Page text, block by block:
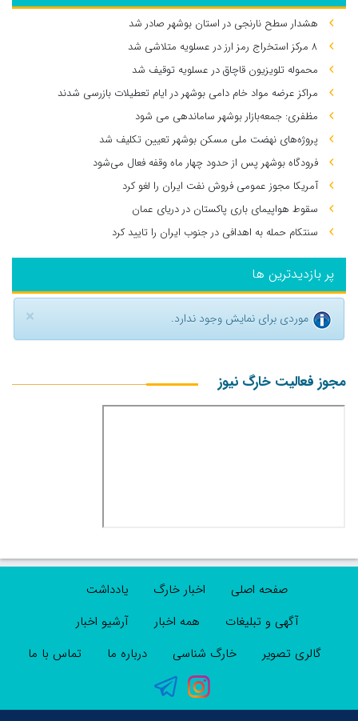
هشدار سطح نارنجی در استان بوشهر صادر شد
۸ مرکز استخراج رمز ارز در عسلویه متلاشی شد
محموله تلویزیون قاچاق در عسلویه توقیف شد
مراکز عرضه مواد خام دامی بوشهر در ایام تعطیلات بازرسی شدند
مظفری: جمعه‌بازار بوشهر ساماندهی می‌ شود
پروژه‌های نهضت ملی مسکن بوشهر تعیین تکلیف شد
فرودگاه بوشهر پس از حدود چهار ماه وقفه فعال می‌شود
آمریکا مجوز عمومی فروش نفت ایران را لغو کرد
سقوط هواپیمای باری پاکستان در دریای عمان
سنتکام حمله به اهدافی در جنوب ایران را تایید کرد
پر بازدیدترین ها
× موردی برای نمایش وجود ندارد.
مجوز فعالیت خارگ نیوز
صفحه اصلی اخبار خارگ
یادداشت
آگهی و تبلیغات
همه اخبار
آرشیو اخبار
گالری تصویر
خارگ شناسی درباره ما تماس با ما